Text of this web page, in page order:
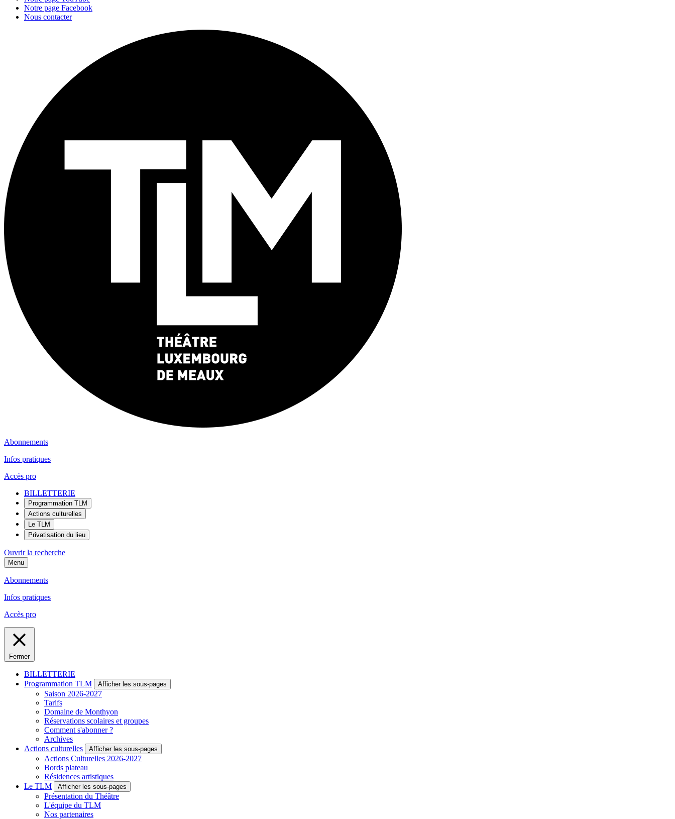
Notre page Facebook
Nous contacter
Abonnements
Infos pratiques
Accès pro
BILLETTERIE
Programmation TLM
Actions culturelles
Le TLM
Privatisation du lieu
Ouvrir la recherche
Menu
Abonnements
Infos pratiques
Accès pro
Fermer
BILLETTERIE
Programmation TLM
Afficher les sous-pages
Saison 2026-2027
Tarifs
Domaine de Monthyon
Réservations scolaires et groupes
Comment s'abonner ?
Archives
Actions culturelles
Afficher les sous-pages
Actions Culturelles 2026-2027
Bords plateau
Résidences artistiques
Le TLM
Afficher les sous-pages
Présentation du Théâtre
L'équipe du TLM
Nos partenaires